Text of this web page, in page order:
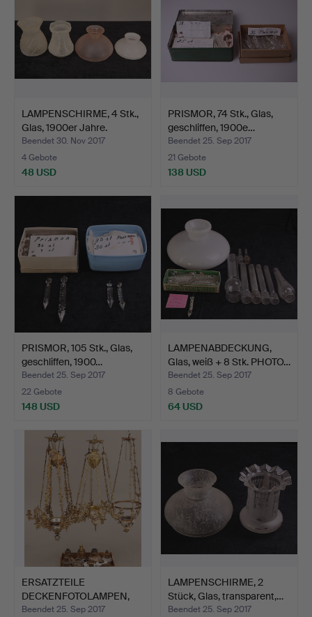
LAMPENSCHIRME, 4 Stk.,
Glas, 1900er Jahre.
Beendet 30. Nov 2017
4 Gebote
48 USD
PRISMOR, 74 Stk., Glas,
geschliffen, 1900e…
Beendet 25. Sep 2017
21 Gebote
138 USD
PRISMOR, 105 Stk., Glas,
geschliffen, 1900…
Beendet 25. Sep 2017
22 Gebote
148 USD
LAMPENABDECKUNG,
Glas, weiß + 8 Stk. PHOTO…
Beendet 25. Sep 2017
8 Gebote
64 USD
ERSATZTEILE
DECKENFOTOLAMPEN,
18./19. Jahr…
Beendet 25. Sep 2017
LAMPENSCHIRME, 2
Stück, Glas, transparent,…
Beendet 25. Sep 2017